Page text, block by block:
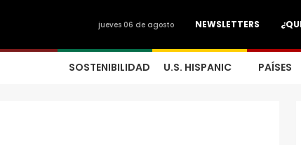
NEWSLETTERS
jueves 06 de agosto
SOSTENIBILIDAD U.S. HISPANIC PAÍSES